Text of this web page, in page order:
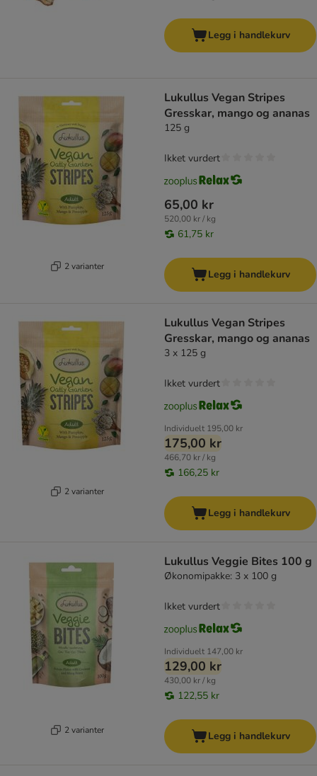
Legg i handlekurv
2 varianter
Lukullus Vegan Stripes
Gresskar, mango og ananas
125 g
65,00 kr
520,00 kr / kg
61,75 kr
Ikket vurdert
Legg i handlekurv
2 varianter
Lukullus Vegan Stripes
Gresskar, mango og ananas
3 x 125 g
Individuelt 195,00 kr
175,00 kr
466,70 kr / kg
166,25 kr
Ikket vurdert
Legg i handlekurv
2 varianter
Lukullus Veggie Bites 100 g
Økonomipakke: 3 x 100 g
Individuelt 147,00 kr
129,00 kr
430,00 kr / kg
122,55 kr
Ikket vurdert
Legg i handlekurv